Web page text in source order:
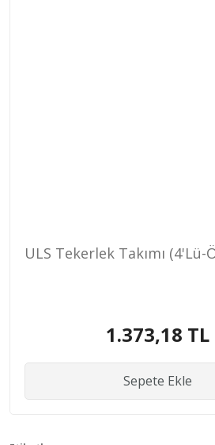
ULS Tekerlek Takımı
1.373,18 TL
Sepete Ekle